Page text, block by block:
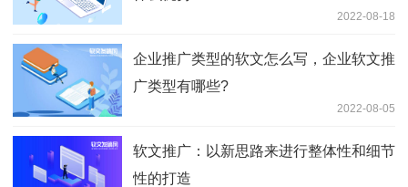
2022-08-18
企业推广类型的软文怎么写，企业软文推
广类型有哪些?
2022-08-05
软文推广：以新思路来进行整体性和细节
性的打造